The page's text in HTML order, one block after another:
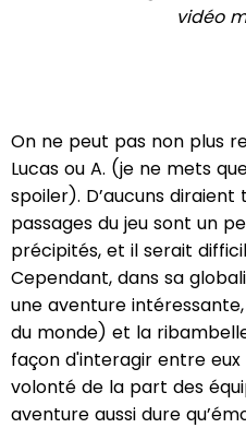
vidéo
On ne peut pas non plus
Lucas ou A. (je ne mets
spoiler). D’aucuns
passages du jeu sont un
précipités, et il serait
Cependant, dans sa
une aventure
du monde) et la
façon d'interagir entre
volonté de la part des
aventure aussi dure